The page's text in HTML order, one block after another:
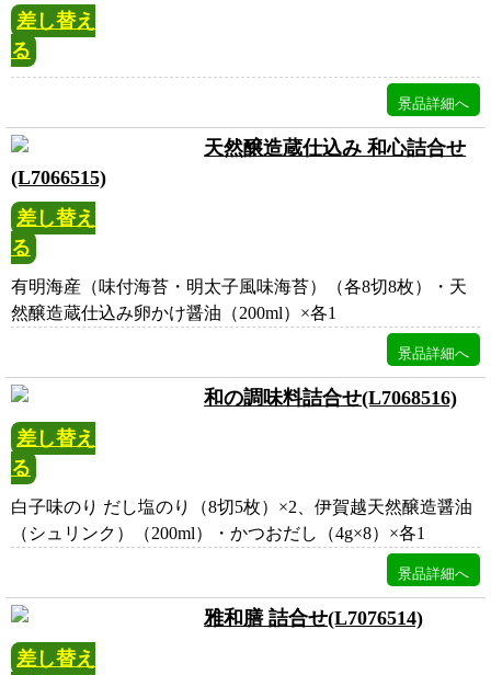
差し替え
る
天然醸造蔵仕込み 和心詰合せ
(L7066515)
差し替え
る
有明海産（味付海苔・明太子風味海苔）（各8切8枚）・天
然醸造蔵仕込み卵かけ醤油（200ml）×各1
和の調味料詰合せ(L7068516)
差し替え
る
白子味のり だし塩のり（8切5枚）×2、伊賀越天然醸造醤油
（シュリンク）（200ml）・かつおだし（4g×8）×各1
雅和膳 詰合せ(L7076514)
差し替え